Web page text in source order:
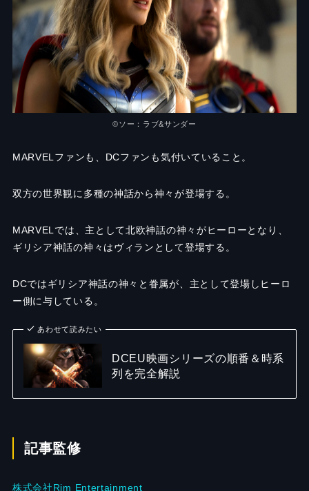
©︎ソー：ラブ&サンダー
MARVELファンも、DCファンも気付いていること。
双方の世界観に多種の神話から神々が登場する。
MARVELでは、主として北欧神話の神々がヒーローとなり、
ギリシア神話の神々はヴィランとして登場する。
DCではギリシア神話の神々と眷属が、主として登場しヒーロ
ー側に与している。
あわせて読みたい
DCEU映画シリーズの順番＆時系
列を完全解説
記事監修
株式会社Rim Entertainment